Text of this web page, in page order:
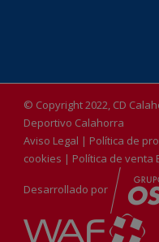
© Copyright 2022, CD
Deportivo Calahorra
Aviso Legal | Política de
cookies | Política de venta
Desarrollado por